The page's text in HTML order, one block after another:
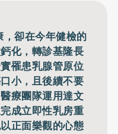
卻在今年健檢的
化，轉診基隆長
罹患乳腺管原位
小，且後續不要
療團隊運用達文
成立即性乳房重
正面樂觀的心態